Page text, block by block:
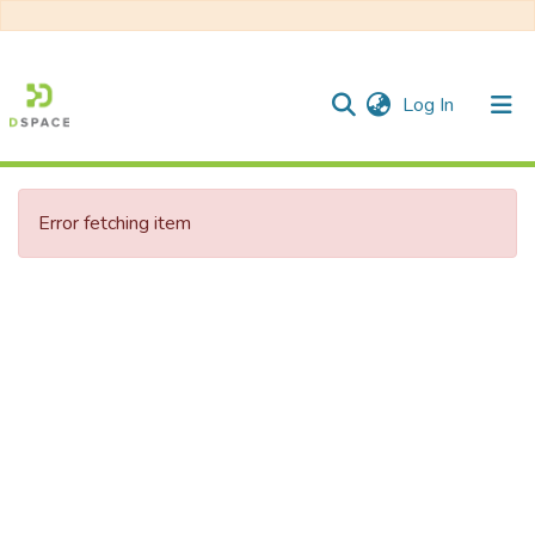
Log In (current)
All of DSpace
Error fetching item